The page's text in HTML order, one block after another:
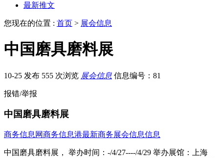
最新推文
您现在的位置 : 首页 > 展会信息
中国磨具磨料展
10-25 发布 555 次浏览 展会信息 信息编号：81
报错/举报
中国磨具磨料展
商务信息网商务信息港最新商务展会信息信息
中国磨具磨料展， 举办时间：-/4/27----/4/29 举办展馆：上海